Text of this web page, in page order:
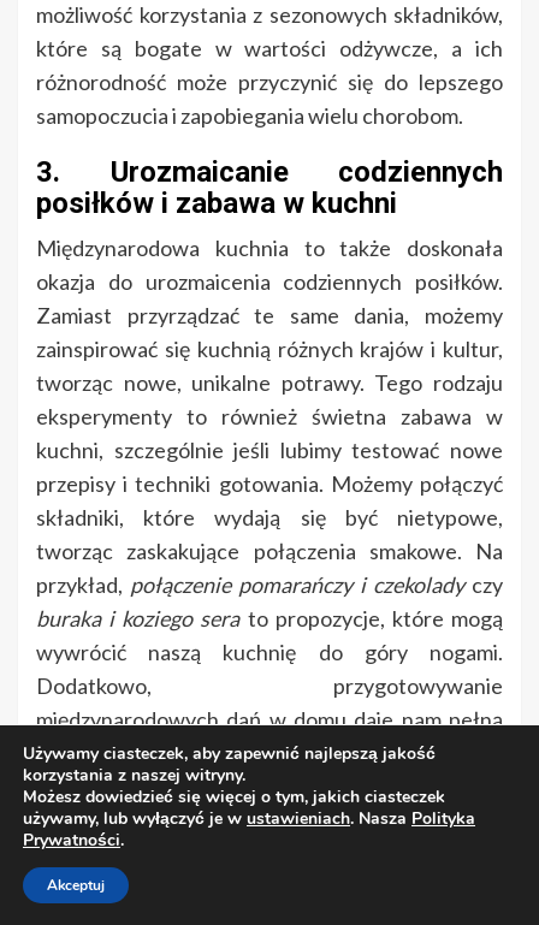
możliwość korzystania z sezonowych składników,
które są bogate w wartości odżywcze, a ich
różnorodność może przyczynić się do lepszego
samopoczucia i zapobiegania wielu chorobom.
3. Urozmaicanie codziennych
posiłków i zabawa w kuchni
Międzynarodowa kuchnia to także doskonała
okazja do urozmaicenia codziennych posiłków.
Zamiast przyrządzać te same dania, możemy
zainspirować się kuchnią różnych krajów i kultur,
tworząc nowe, unikalne potrawy. Tego rodzaju
eksperymenty to również świetna zabawa w
kuchni, szczególnie jeśli lubimy testować nowe
przepisy i techniki gotowania. Możemy połączyć
składniki, które wydają się być nietypowe,
tworząc zaskakujące połączenia smakowe. Na
przykład, połączenie pomarańczy i czekoladyczy
buraka i koziego serato propozycje, które mogą
wywrócić naszą kuchnię do góry nogami.
Dodatkowo, przygotowywanie
międzynarodowych dań w domu daje nam pełną
kontrolę nad składnikami, co pozwala na
dostosowanie potraw do własnych preferencji
smakowych.
4. Kultura, tradycja i podróże
kulinarne
Używamy ciasteczek, aby zapewnić najlepszą jakość
korzystania z naszej witryny.
Możesz dowiedzieć się więcej o tym, jakich ciasteczek
używamy, lub wyłączyć je w ustawieniach. Nasza Polityka
Prywatności.
Akceptuj